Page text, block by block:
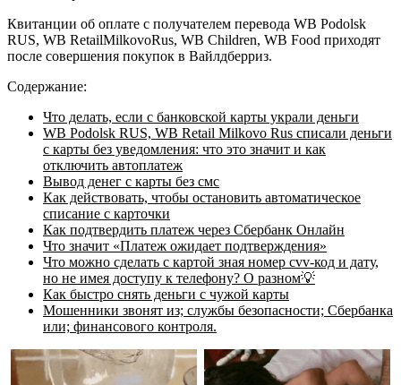
Квитанции об оплате с получателем перевода WB Podolsk
RUS, WB RetailMilkovoRus, WB Children, WB Food приходят
после совершения покупок в Вайлдберриз.
Содержание:
Что делать, если с банковской карты украли деньги
WB Podolsk RUS, WB Retail Milkovo Rus списали деньги
с карты без уведомления: что это значит и как
отключить автоплатеж
Вывод денег с карты без смс
Как действовать, чтобы остановить автоматическое
списание с карточки
Как подтвердить платеж через Сбербанк Онлайн
Что значит «Платеж ожидает подтверждения»
Что можно сделать с картой зная номер cvv-код и дату,
но не имея доступу к телефону? О разном💡
Как быстро снять деньги с чужой карты
Мошенники звонят из; службы безопасности; Сбербанка
или; финансового контроля.